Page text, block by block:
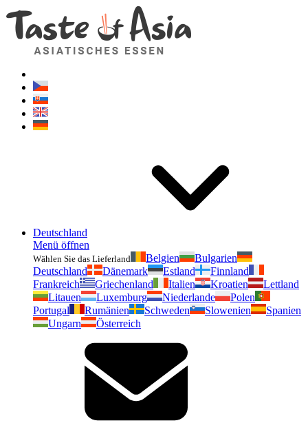
Deutschland
Menü öffnen
Wählen Sie das Lieferland Belgien
Bulgarien
Deutschland
Dänemark Estland
Finnland
Frankreich
Griechenland Italien Kroatien
Lettland
Litauen
Luxemburg Niederlande
Polen
Portugal
Rumänien Schweden Slowenien
Spanien
Ungarn
Österreich
Geschmackvonasien.de
Zögern Sie nicht zu fragen. Ich bin für Sie da!